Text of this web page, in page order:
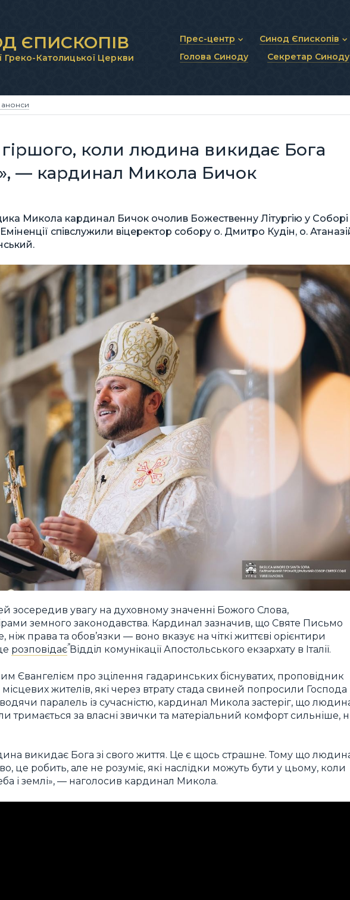
ЄПИСКОПІВ
Греко-Католицької Церкви
Прес-центр
Новини та анонси
Синод Єпископів
Статут Синоду
Синодальні органи
Голова Синоду Секретар Синоду
анонси
гіршого, коли людина викидає Бога
— кардинал Микола Бичок
Микола кардинал Бичок очолив Божественну Літургію у Cоборі
співслужили віцеректор собору о. Дмитро Кудін, о.
зосередив увагу на духовному значенні Божого Слова,
земного законодавства. Кардинал зазначив, що Святе Письмо
права та обов’язки — воно вказує на чіткі життєві орієнтири
розповідаєВідділ комунікації Апостольського екзархату в Італії.
Євангелієм про зцілення гадаринських біснуватих, проповідник
жителів, які через втрату стада свиней попросили Господа
паралель із сучасністю, кардинал Микола застеріг, що
тримається за власні звички та матеріальний комфорт сильніше,
викидає Бога зі свого життя. Це є щось страшне. Тому що
це робить, але не розуміє, які наслідки можуть бути у цьому, коли
і землі», — наголосив кардинал Микола.